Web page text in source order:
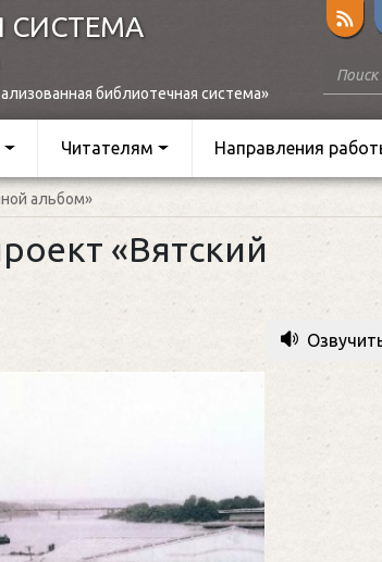
СИСТЕМА
библиотечная система»
Читателям Направления
альбом»
«Вятский